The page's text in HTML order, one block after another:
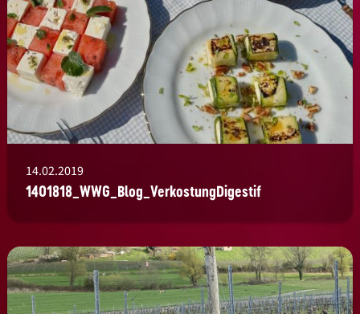
14.02.2019
1401818_WWG_Blog_VerkostungDigestif